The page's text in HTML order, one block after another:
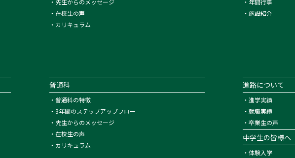
・ 先生からのメッセージ
・ 在校生の声
・ カリキュラム
普通科
・ 普通科の特徴
・ 3年間のステップアップフロー
・ 先生からのメッセージ
・ 在校生の声
・ カリキュラム
・ 年間行事
・ 施設紹介
進路について
・ 進学実績
・ 就職実績
・ 卒業生の声
中学生の皆様へ
・ 体験入学